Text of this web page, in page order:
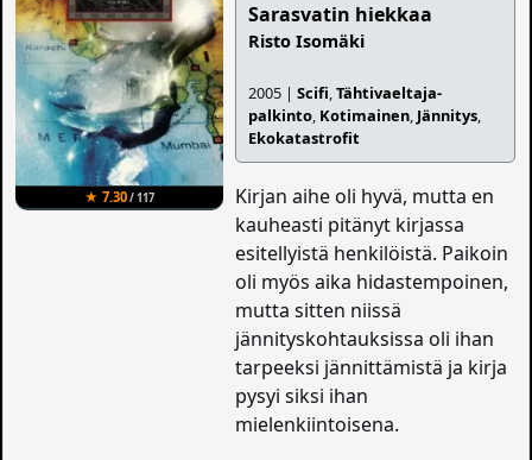
★ 7.30/ 117
Sarasvatin hiekkaa
Risto Isomäki
2005 |Scifi,Tähtivaeltaja-
palkinto, Kotimainen, Jännitys,
Ekokatastrofit
Kirjan aihe oli hyvä, mutta en
kauheasti pitänyt kirjassa
esitellyistä henkilöistä. Paikoin
oli myös aika hidastempoinen,
mutta sitten niissä
jännityskohtauksissa oli ihan
tarpeeksi jännittämistä ja kirja
pysyi siksi ihan
mielenkiintoisena.